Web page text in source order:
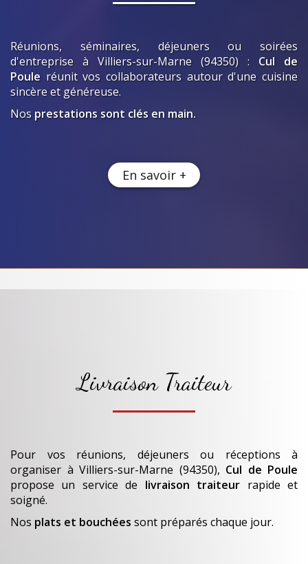
Réunions, séminaires, déjeuners ou soirées
d'entreprise à Villiers-sur-Marne (94350) : Cul de
Poule réunit vos collaborateurs autour d'une cuisine
sincère et généreuse.
Nos prestations sont clés en main.
En savoir +
Livraison Traiteur
Pour vos réunions, déjeuners ou réceptions à
organiser à Villiers-sur-Marne (94350), Cul de Poule
propose un service de livraison traiteur rapide et
soigné.
Nos plats et bouchées sont préparés chaque jour.